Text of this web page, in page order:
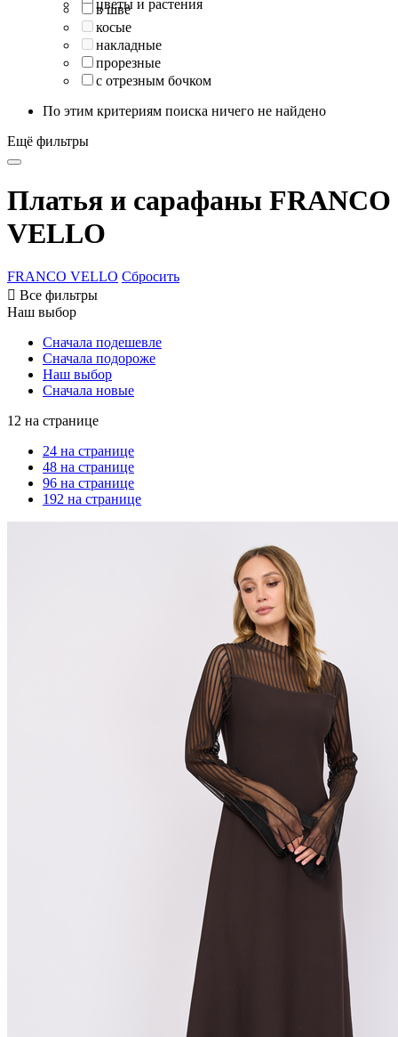
цветы и растения
в шве
косые
накладные
прорезные
с отрезным бочком
По этим критериям поиска ничего не найдено
Ещё фильтры
Платья и сарафаны FRANCO
VELLO
FRANCO VELLO Сбросить
 Все фильтры
Наш выбор
Сначала подешевле
Сначала подороже
Наш выбор
Сначала новые
12 на странице
24 на странице
48 на странице
96 на странице
192 на странице